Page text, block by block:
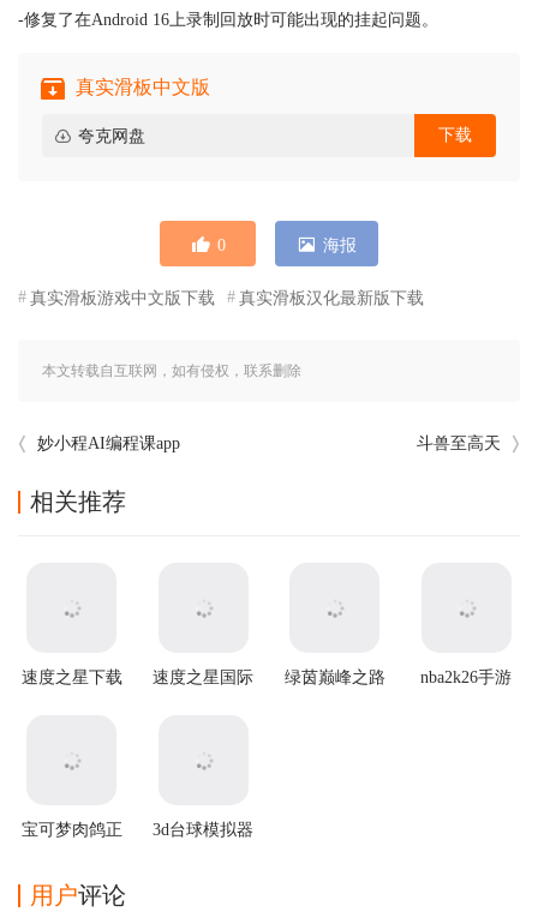
-修复了在Android 16上录制回放时可能出现的挂起问题。
真实滑板中文版
夸克网盘 下载
0 海报
真实滑板游戏中文版下载 真实滑板汉化最新版下载
本文转载自互联网，如有侵权，联系删除
妙小程AI编程课app 斗兽至高天
相关推荐
速度之星下载
速度之星国际
绿茵巅峰之路
nba2k26手游
宝可梦肉鸽正
3d台球模拟器
用户评论